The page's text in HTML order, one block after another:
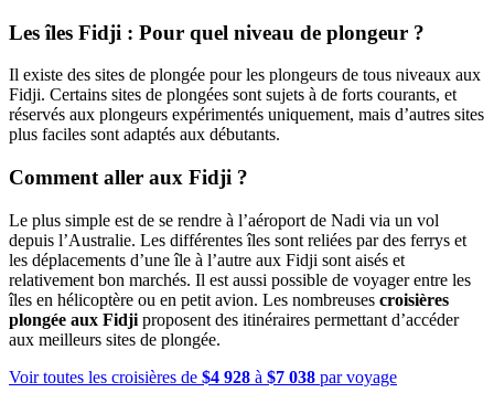
Les îles Fidji : Pour quel niveau de plongeur ?
Il existe des sites de plongée pour les plongeurs de tous niveaux aux
Fidji. Certains sites de plongées sont sujets à de forts courants, et
réservés aux plongeurs expérimentés uniquement, mais d’autres sites
plus faciles sont adaptés aux débutants.
Comment aller aux Fidji ?
Le plus simple est de se rendre à l’aéroport de Nadi via un vol
depuis l’Australie. Les différentes îles sont reliées par des ferrys et
les déplacements d’une île à l’autre aux Fidji sont aisés et
relativement bon marchés. Il est aussi possible de voyager entre les
îles en hélicoptère ou en petit avion. Les nombreuses croisières
plongée aux Fidji proposent des itinéraires permettant d’accéder
aux meilleurs sites de plongée.
Voir toutes les croisières de $4 928 à $7 038 par voyage